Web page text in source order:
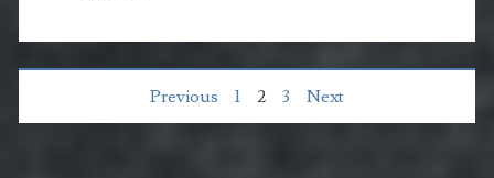
contact
sec
Pagination
Previous 1 2 3 Next